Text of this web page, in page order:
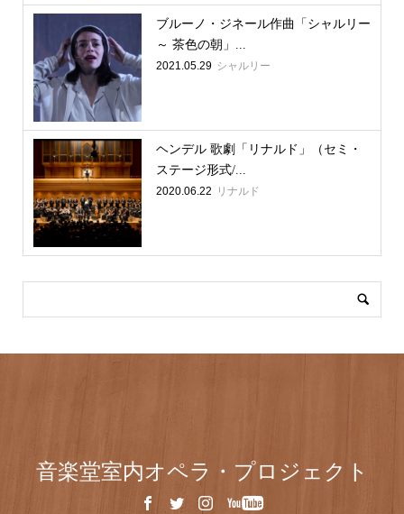
ブルーノ・ジネール作曲「シャルリー
～ 茶色の朝」...
2021.05.29 シャルリー
ヘンデル 歌劇「リナルド」（セミ・
ステージ形式/...
2020.06.22 リナルド
音楽堂室内オペラ・プロジェクト